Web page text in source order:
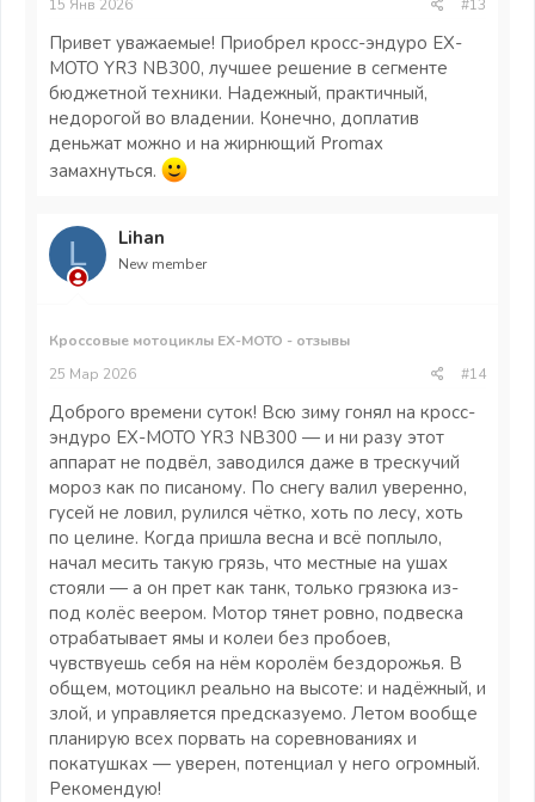
15 Янв 2026
#13
Привет уважаемые! Приобрел кросс-эндуро EX-
MOTO YR3 NB300, лучшее решение в сегменте
бюджетной техники. Надежный, практичный,
недорогой во владении. Конечно, доплатив
деньжат можно и на жирнющий Promax
замахнуться.
L Lihan
New member
Кроссовые мотоциклы EX-MOTO - отзывы
25 Мар 2026
#14
Доброго времени суток! Всю зиму гонял на кросс-
эндуро EX-MOTO YR3 NB300 — и ни разу этот
аппарат не подвёл, заводился даже в трескучий
мороз как по писаному. По снегу валил уверенно,
гусей не ловил, рулился чётко, хоть по лесу, хоть
по целине. Когда пришла весна и всё поплыло,
начал месить такую грязь, что местные на ушах
стояли — а он прет как танк, только грязюка из-
под колёс веером. Мотор тянет ровно, подвеска
отрабатывает ямы и колеи без пробоев,
чувствуешь себя на нём королём бездорожья. В
общем, мотоцикл реально на высоте: и надёжный, и
злой, и управляется предсказуемо. Летом вообще
планирую всех порвать на соревнованиях и
покатушках — уверен, потенциал у него огромный.
Рекомендую!